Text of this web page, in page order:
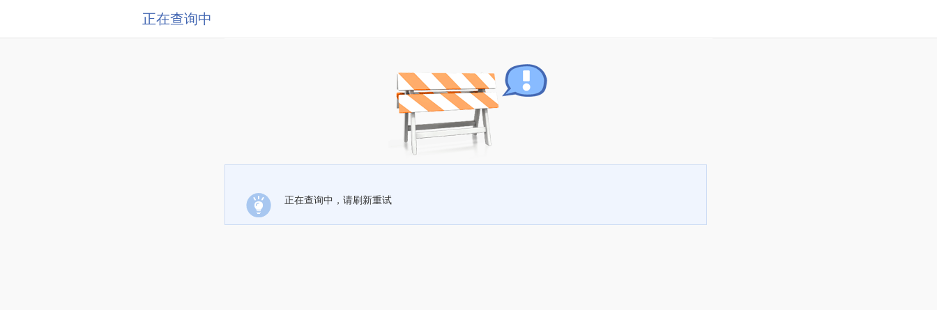
正在查询中
正在查询中，请刷新重试